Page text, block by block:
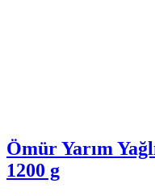
Ömür Yarım
1200 g